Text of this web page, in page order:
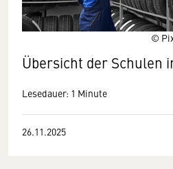
©
Übersicht der Schulen
Lesedauer: 1 Minute
26.11.2025